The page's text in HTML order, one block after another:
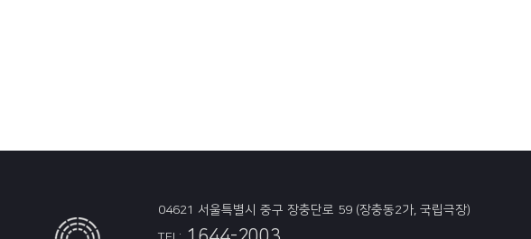
04621 서울특별시 중구 장충단로 59 (장충동2가, 국립극장)